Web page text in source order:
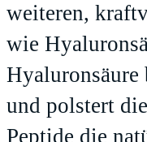
weiteren,
wie
und polstert
Peptide die